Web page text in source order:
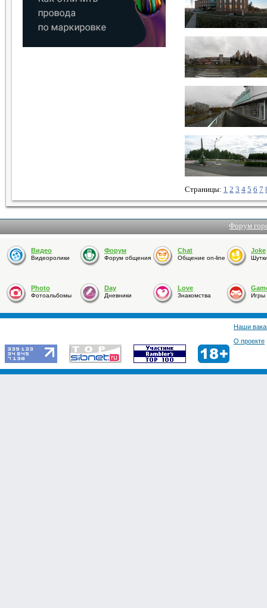
Страницы: 1 2 3 4 5 6 7
Форум
Видео
Видеоролики
Форум
Форум общения
Chat
Общение on-line
Joke
Photo
Фотоальбомы
Day
Дневники
Love
Знакомства Игры
Наши
О проекте